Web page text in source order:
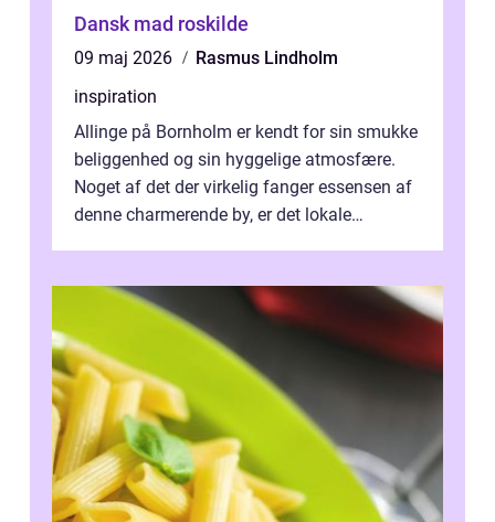
Dansk mad roskilde
09 maj 2026
Rasmus Lindholm
inspiration
Allinge på Bornholm er kendt for sin smukke
beliggenhed og sin hyggelige atmosfære.
Noget af det der virkelig fanger essensen af
denne charmerende by, er det lokale